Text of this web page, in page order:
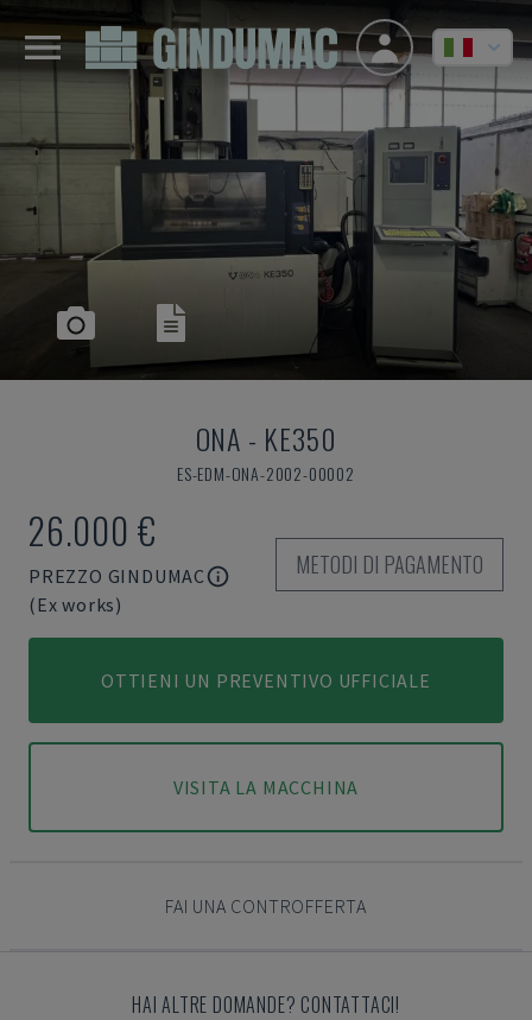
ONA - KE350
ES-EDM-ONA-2002-00002
26.000 €
PREZZO GINDUMAC
(Ex works)
METODI DI PAGAMENTO
OTTIENI UN PREVENTIVO UFFICIALE
VISITA LA MACCHINA
FAI UNA CONTROFFERTA
HAI ALTRE DOMANDE? CONTATTACI!